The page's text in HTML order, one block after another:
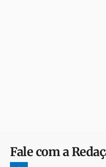
Fale com a